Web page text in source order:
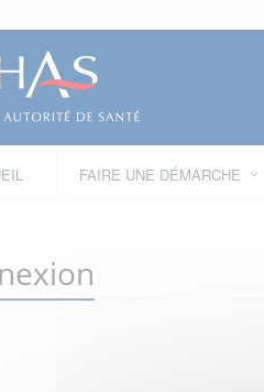
FAIRE UNE DÉMARCHE